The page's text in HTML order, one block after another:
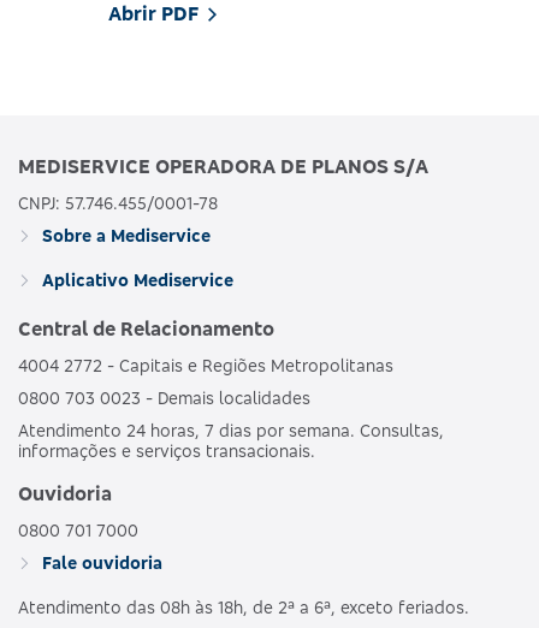
Abrir PDF
MEDISERVICE OPERADORA DE PLANOS S/A
CNPJ: 57.746.455/0001-78
Sobre a Mediservice
Aplicativo Mediservice
Central de Relacionamento
4004 2772 - Capitais e Regiões Metropolitanas
0800 703 0023 - Demais localidades
Atendimento 24 horas, 7 dias por semana. Consultas,
informações e serviços transacionais.
Ouvidoria
0800 701 7000
Fale ouvidoria
Atendimento das 08h às 18h, de 2ª a 6ª, exceto feriados.